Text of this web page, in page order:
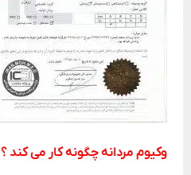
وکیوم مردانه چگونه کار می کند ؟